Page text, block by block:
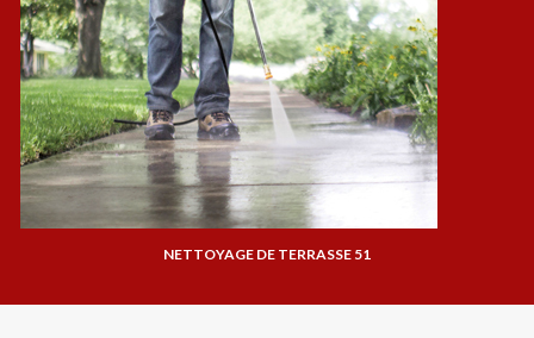
NETTOYAGE DE TERRASSE 51